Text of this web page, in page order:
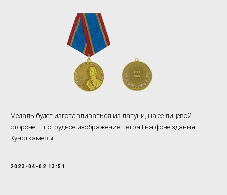
Медаль будет изготавливаться из латуни, на ее лицевой
стороне — погрудное изображение Петра I на фоне здания
Кунсткамеры.
2023-04-02 13:51